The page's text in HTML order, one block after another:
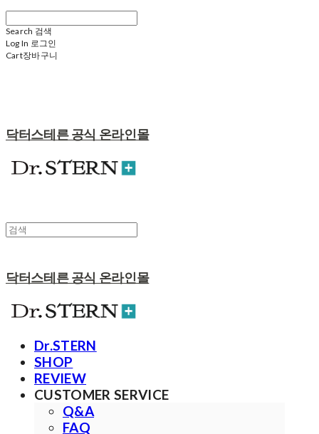
Search 검색
Log In 로그인
Cart장바구니
닥터스테른 공식 온라인몰
닥터스테른 공식 온라인몰
Dr.STERN
SHOP
REVIEW
CUSTOMER SERVICE
Q&A
FAQ